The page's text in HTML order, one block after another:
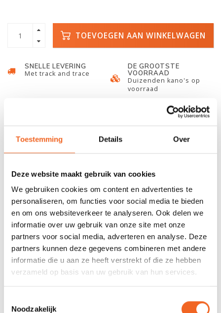
Toestemming Details Over
Deze website maakt gebruik van cookies
We gebruiken cookies om content en advertenties te
personaliseren, om functies voor social media te bieden
en om ons websiteverkeer te analyseren. Ook delen we
informatie over uw gebruik van onze site met onze
partners voor social media, adverteren en analyse. Deze
partners kunnen deze gegevens combineren met andere
informatie die u aan ze heeft verstrekt of die ze hebben
verzameld op basis van uw gebruik van hun services.
Noodzakelijk
TOEVOEGEN AAN WINKELWAGEN
SNELLE LEVERING
Met track and trace
DE GROOTSTE
VOORRAAD
Duizenden kano's op
voorraad
PROEFVAART
Bij onze showroom
INFORMATIE
Deze Roof Roller van Sunny is een laadhulp bij het laden van de
kajak op het dak. De laadhulp wordt bevestigd op de achterkant
van de auto. De twee bovenste banden worden bevestigd aan
de bovenkant van de achterklep en de onderste banden aan de
onderkant van de achterklep. Met deze Roof Roller is het alleen
laden van een kajak geen probleem meer!